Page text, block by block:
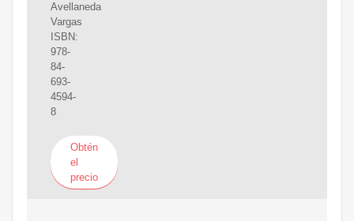
Avellaneda
Vargas
ISBN:
978-
84-
693-
4594-
8
Obtén
el
precio